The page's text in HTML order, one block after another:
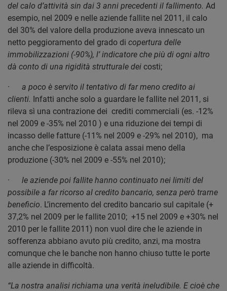
del calo d’attività sin dai 3 anni precedenti il fallimento. Ad
esempio, nel 2009 e nelle aziende fallite nel 2011, il calo
del 30% del valore della produzione aveva innescato un
netto peggioramento del grado di copertura delle
immobilizzazioni (-90%), l’ indicatore che più di ogni altro
dà conto di una rigidità strutturale dei costi;
·
a poco è servito il tentativo di far meno credito ai
clienti. Infatti anche solo a guardare le fallite nel 2011, si
rileva sì una contrazione dei crediti commerciali (es. -12%
nel 2009 e -35% nel 2010 ) e una riduzione dei tempi di
incasso delle fatture (-11% nel 2009 e -29% nel 2010), ma
anche che l’esposizione è calata assai meno della
produzione (-30% nel 2009 e -55% nel 2010);
·
le aziende poi fallite hanno continuato nei limiti del
possibile a far ricorso al credito bancario, senza però trarne
beneficio. L’incremento del credito bancario sul capitale (+
37,2% nel 2009 per le fallite 2010; +15 nel 2009 e +30% nel
2010 per le fallite 2011) non vuol dire che le aziende in
sofferenza abbiano avuto più credito, anzi, ma mostra
comunque che le banche non hanno chiuso tutte le porte
alle aziende in difficoltà.
“La nostra analisi richiama una verità ineludibile. E cioè che